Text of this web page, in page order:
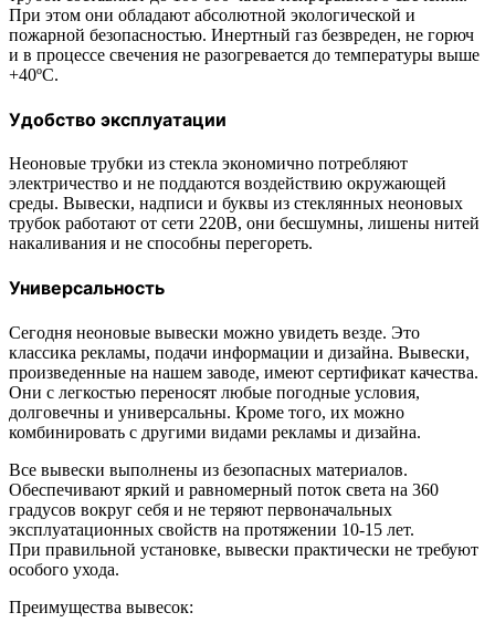
При этом они обладают абсолютной экологической и
пожарной безопасностью. Инертный газ безвреден, не горюч
и в процессе свечения не разогревается до температуры выше
+40ºС.
Удобство эксплуатации
Неоновые трубки из стекла экономично потребляют
электричество и не поддаются воздействию окружающей
среды. Вывески, надписи и буквы из стеклянных неоновых
трубок работают от сети 220В, они бесшумны, лишены нитей
накаливания и не способны перегореть.
Универсальность
Сегодня неоновые вывески можно увидеть везде. Это
классика рекламы, подачи информации и дизайна. Вывески,
произведенные на нашем заводе, имеют сертификат качества.
Они с легкостью переносят любые погодные условия,
долговечны и универсальны. Кроме того, их можно
комбинировать с другими видами рекламы и дизайна.
Все вывески выполнены из безопасных материалов.
Обеспечивают яркий и равномерный поток света на 360
градусов вокруг себя и не теряют первоначальных
эксплуатационных свойств на протяжении 10-15 лет.
При правильной установке, вывески практически не требуют
особого ухода.
Преимущества вывесок: